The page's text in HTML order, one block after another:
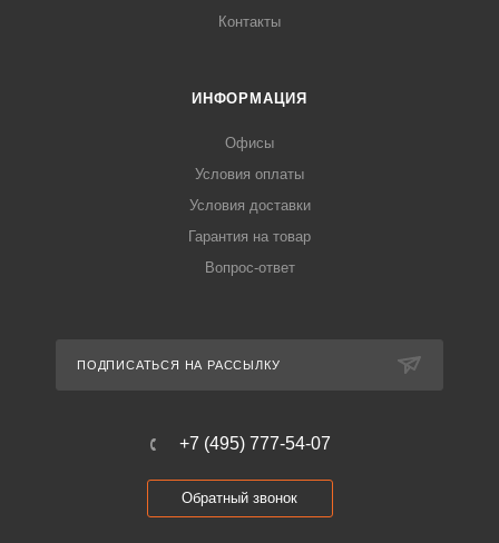
Контакты
ИНФОРМАЦИЯ
Офисы
Условия оплаты
Условия доставки
Гарантия на товар
Вопрос-ответ
ПОДПИСАТЬСЯ НА РАССЫЛКУ
+7 (495) 777-54-07
Обратный звонок